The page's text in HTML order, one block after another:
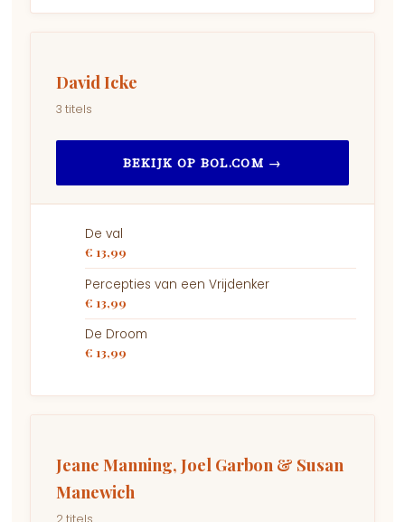
David Icke
3 titels
BEKIJK OP BOL.COM →
De val
€ 13,99
Percepties van een Vrijdenker
€ 13,99
De Droom
€ 13,99
Jeane Manning, Joel Garbon & Susan
Manewich